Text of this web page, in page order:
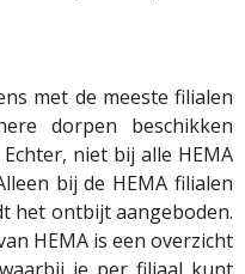
met de meeste filialen
dorpen beschikken
niet bij alle HEMA
bij de HEMA filialen
het ontbijt aangeboden.
HEMA is een overzicht
je per filiaal kunt